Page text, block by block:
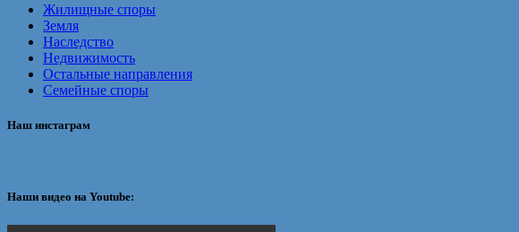
Жилищные споры
Земля
Наследство
Недвижимость
Остальные направления
Семейные споры
Наш инстаграм
Наши видео на Youtube: